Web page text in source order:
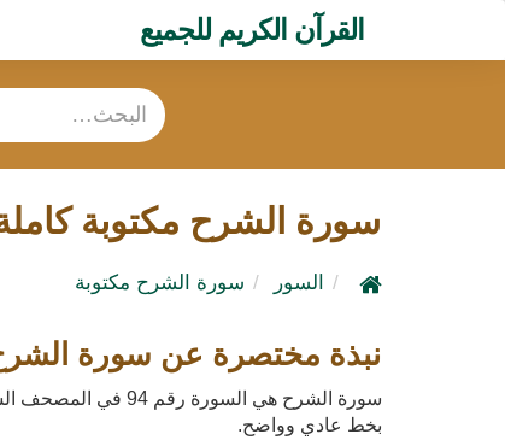
القرآن الكريم للجميع
سورة الشرح مكتوبة
السور سورة الشرح مكتوبة
نبذة مختصرة عن سورة
سورة الشرح هي السورة رقم 94 في المصحف الشريف، وهي سورة مكية تتكون من 8 آية.
بخط عادي وواضح.